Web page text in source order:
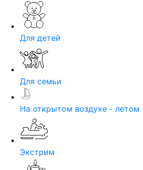
Для детей
Для семьи
На открытом воздухе - летом
Экстрим